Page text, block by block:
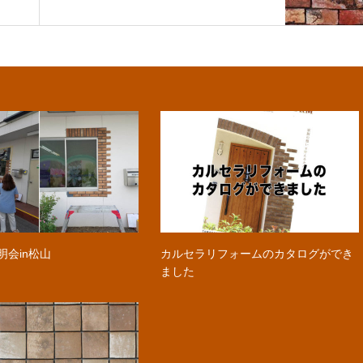
会in松山
カルセラリフォームのカタログができ
ました